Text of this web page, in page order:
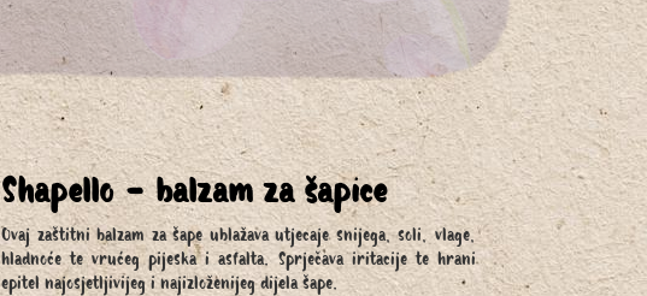
Shapello - balzam za šapice
Ovaj zaštitni balzam za šape ublažava utjecaje snijega, soli, vlage,
hladnoće te vrućeg pijeska i asfalta. Sprječava iritacije te hrani
epitel najosjetljivijeg i najizloženijeg dijela šape.